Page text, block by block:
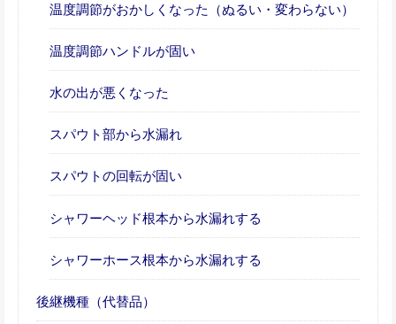
温度調節がおかしくなった（ぬるい・変わらない）
温度調節ハンドルが固い
水の出が悪くなった
スパウト部から水漏れ
スパウトの回転が固い
シャワーヘッド根本から水漏れする
シャワーホース根本から水漏れする
後継機種（代替品）